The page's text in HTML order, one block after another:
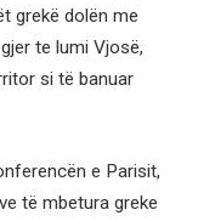
grekë dolën me
te lumi Vjosë,
si të banuar
e Parisit,
të mbetura greke